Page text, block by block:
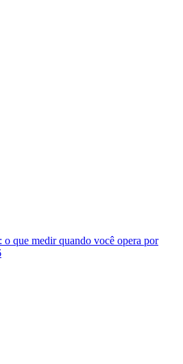
que medir quando você opera por